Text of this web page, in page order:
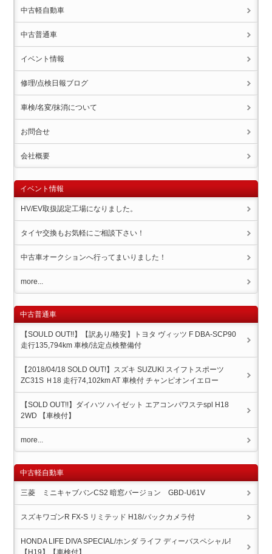
中古軽自動車
中古普通車
イベント情報
修理/点検日報ブログ
車検/名変/抹消について
お問合せ
会社概要
イベント情報
HV/EV取扱認定工場になりました。
タイヤ交換もお気軽にご相談下さい！
中古車オークションへ行ってまいりました！
more...
中古普通車
【SOULD OUT!!】【訳あり/格安】トヨタ ヴィッツ F DBA-SCP90
走行135,794km 車検/法定点検整備付
【2018/04/18 SOLD OUT!】スズキ SUZUKI スイフトスポーツ
ZC31S Ｈ18 走行74,102km AT 車検付 チャンピオンイエロー
【SOLD OUT!!】ダイハツ ハイゼット エアコンパワステspl H18
2WD 【車検付】
more...
中古軽自動車
三菱 ミニキャブバンCS2 暗窓バージョン GBD-U61V
スズキワゴンR FX-S リミテッド H18/バックカメラ付
HONDA LIFE DIVA SPECIAL/ホンダ ライフ ディーバスペシャル!
【H19】【車検付】